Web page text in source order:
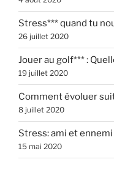
Stress*** quand tu
26 juillet 2020
Jouer au golf*** :
19 juillet 2020
Comment évoluer
8 juillet 2020
Stress: ami et ennemi
15 mai 2020